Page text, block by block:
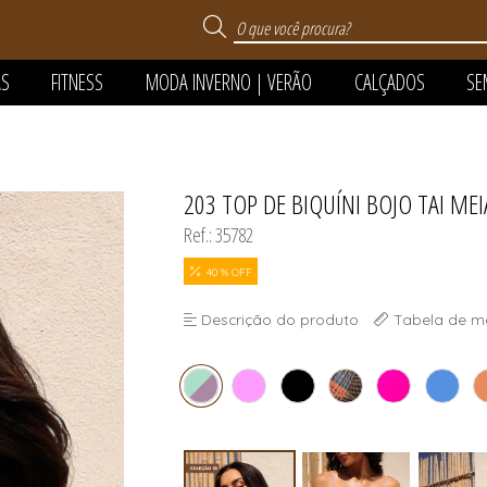
TODOS DE MODA
TODOS DE
FITNESS
TODOS DE
MODA INVERNO | VERÃO
TODOS DE MODA
CALÇADOS
TODOS DE
TODOS DE
TODOS DE SUPER
203 TOP DE BIQUÍNI BOJO TAI
Ref.: 35782
40 % OFF
Descrição do produto Tabela de